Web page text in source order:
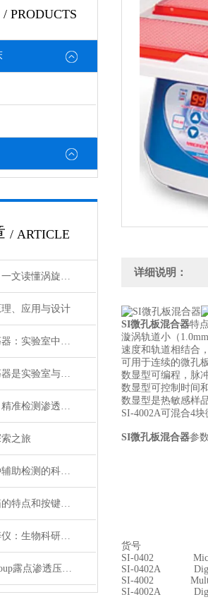
/ PRODUCTS
/ ARTICLE
样品混匀设备：一文读懂涡旋振荡器
、应用与设计
可调速涡旋振荡器：实验室中的“液体舞者”
可调速涡旋振荡器是实验室与工业生产的灵活多面手
露点渗透压仪：精准检测渗透压，生物实验室分析核心仪器
之旅
渗透压仪是一种辅助检测的科研工具
关于分子杂交箱的特点和按键说明
超声波细胞破碎仪：生物科研领域的设备
详述ELITechGroup露点渗透压仪的广泛应用
详细说明：
SI微孔板混合器特
漩涡轨道小（
速度和轨道相结合
可用于连续的微孔
数显型可编程，脉
数显型可控制时间
数显型是热敏感样
SI-4002A可混合4
SI微孔板混合器参
货号
SI-0402
SI-0402A Digital
SI-4002 Multi-
SI-4002A Digital